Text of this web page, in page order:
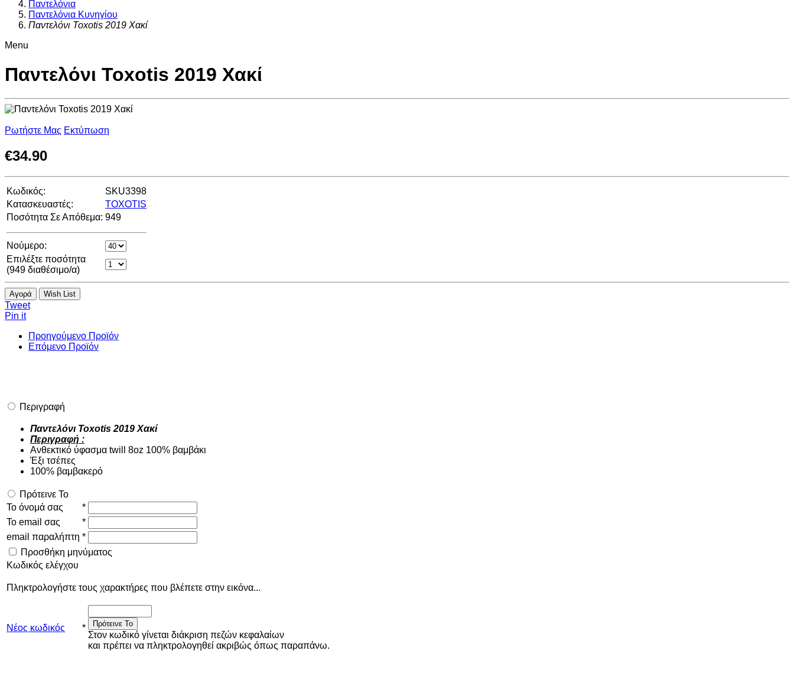
Παντελόνια
Παντελόνια Κυνηγίου
Παντελόνι Toxotis 2019 Χακί
Menu
Παντελόνι Toxotis 2019 Χακί
Ρωτήστε Μας Εκτύπωση
€34.90
Κωδικός:
SKU3398
Κατασκευαστές:
TOXOTIS
Ποσότητα Σε Απόθεμα: 949
Νούμερο:
Επιλέξτε ποσότητα
(949 διαθέσιμο/α)
Αγορά Wish List
Tweet
Pin it
Προηγούμενο Προϊόν
Επόμενο Προϊόν
Περιγραφή
Παντελόνι Toxotis 2019 Χακί
Περιγραφή :
Ανθεκτικό ύφασμα twill 8oz 100% βαμβάκι
Έξι τσέπες
100% βαμβακερό
Πρότεινε Το
Το όνομά σας
*
Το email σας
*
email παραλήπτη *
Προσθήκη μηνύματος
Κωδικός ελέγχου
Πληκτρολογήστε τους χαρακτήρες που βλέπετε στην εικόνα...
Νέος κωδικός * Πρότεινε Το
Στον κωδικό γίνεται διάκριση πεζών κεφαλαίων
και πρέπει να πληκτρολογηθεί ακριβώς όπως παραπάνω.